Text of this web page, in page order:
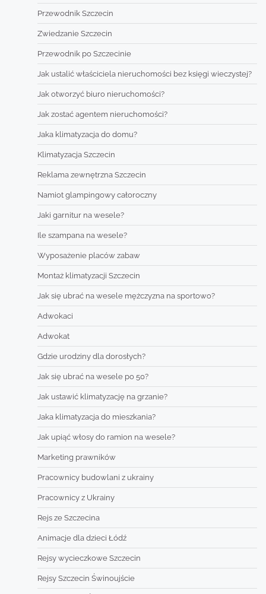
Przewodnik Szczecin
Zwiedzanie Szczecin
Przewodnik po Szczecinie
Jak ustalić właściciela nieruchomości bez księgi wieczystej?
Jak otworzyć biuro nieruchomości?
Jak zostać agentem nieruchomości?
Jaka klimatyzacja do domu?
Klimatyzacja Szczecin
Reklama zewnętrzna Szczecin
Namiot glampingowy całoroczny
Jaki garnitur na wesele?
Ile szampana na wesele?
Wyposażenie placów zabaw
Montaż klimatyzacji Szczecin
Jak się ubrać na wesele mężczyzna na sportowo?
Adwokaci
Adwokat
Gdzie urodziny dla dorosłych?
Jak się ubrać na wesele po 50?
Jak ustawić klimatyzację na grzanie?
Jaka klimatyzacja do mieszkania?
Jak upiąć włosy do ramion na wesele?
Marketing prawników
Pracownicy budowlani z ukrainy
Pracownicy z Ukrainy
Rejs ze Szczecina
Animacje dla dzieci Łódź
Rejsy wycieczkowe Szczecin
Rejsy Szczecin Świnoujście